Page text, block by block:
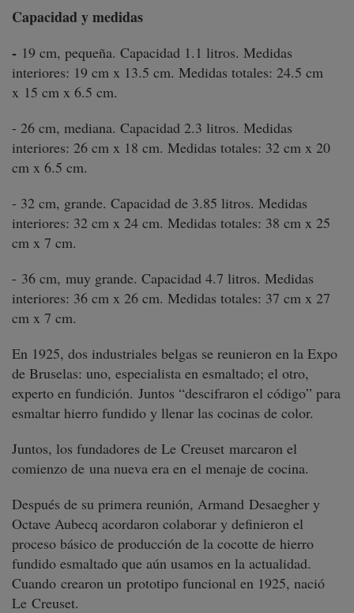
Capacidad y medidas
- 19 cm, pequeña. Capacidad 1.1 litros. Medidas
interiores: 19 cm x 13.5 cm. Medidas totales: 24.5 cm
x 15 cm x 6.5 cm.
- 26 cm, mediana. Capacidad 2.3 litros. Medidas
interiores: 26 cm x 18 cm. Medidas totales: 32 cm x 20
cm x 6.5 cm.
- 32 cm, grande. Capacidad de 3.85 litros. Medidas
interiores: 32 cm x 24 cm. Medidas totales: 38 cm x 25
cm x 7 cm.
- 36 cm, muy grande. Capacidad 4.7 litros. Medidas
interiores: 36 cm x 26 cm. Medidas totales: 37 cm x 27
cm x 7 cm.
En 1925, dos industriales belgas se reunieron en la Expo
de Bruselas: uno, especialista en esmaltado; el otro,
experto en fundición. Juntos “descifraron el código” para
esmaltar hierro fundido y llenar las cocinas de color.
Juntos, los fundadores de Le Creuset marcaron el
comienzo de una nueva era en el menaje de cocina.
Después de su primera reunión, Armand Desaegher y
Octave Aubecq acordaron colaborar y definieron el
proceso básico de producción de la cocotte de hierro
fundido esmaltado que aún usamos en la actualidad.
Cuando crearon un prototipo funcional en 1925, nació
Le Creuset.